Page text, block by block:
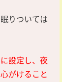
りついては
設定し、夜
がけること